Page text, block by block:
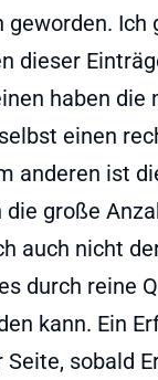
Ich
dieser
haben die
einen
anderen ist
große
auch nicht
durch reine
kann. Ein
sobald